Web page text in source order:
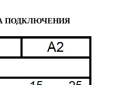
ПОДКЛЮЧЕНИЯ